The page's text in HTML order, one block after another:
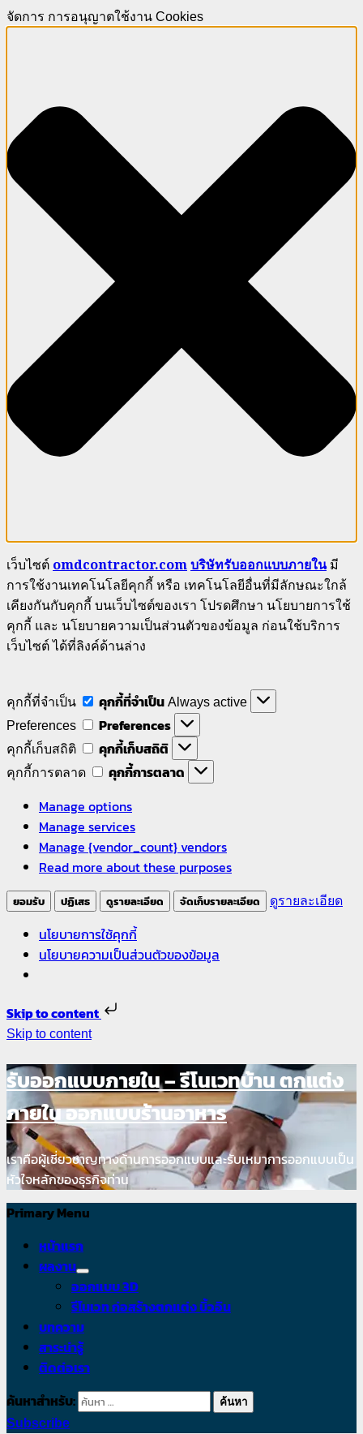
จัดการ การอนุญาตใช้งาน Cookies
เว็บไซต์ omdcontractor.comบริษัทรับออกแบบภายในมี
การใช้งานเทคโนโลยีคุกกี้ หรือ เทคโนโลยีอื่นที่มีลักษณะใกล้
เคียงกันกับคุกกี้ บนเว็บไซต์ของเรา โปรดศึกษา นโยบายการใช้
คุกกี้ และ นโยบายความเป็นส่วนตัวของข้อมูล ก่อนใช้บริการ
เว็บไซต์ ได้ที่ลิงค์ด้านล่าง
คุกกี้ที่จำเป็น คุกกี้ที่จำเป็น Always active
Preferences
Preferences
คุกกี้เก็บสถิติ คุกกี้เก็บสถิติ
คุกกี้การตลาด
คุกกี้การตลาด
Manage options
Manage services
Manage {vendor_count} vendors
Read more about these purposes
ยอมรับ ปฏิเสธ ดูรายละเอียด จัดเก็บรายละเอียด ดูรายละเอียด
นโยบายการใช้คุกกี้
นโยบายความเป็นส่วนตัวของข้อมูล
Skip to content
Skip to content
รับออกแบบภายใน – รีโนเวทบ้าน ตกแต่ง
ภายใน ออกแบบร้านอาหาร
เราคือผู้เชี่ยวชาญทางด้านการออกแบบและรับเหมาการออกแบบเป็น
หัวใจหลักของธุรกิจท่าน
Primary Menu
หน้าแรก
ผลงาน
ออกแบบ 3D
รีโนเวท ก่อสร้างตกแต่ง บิ้วอิน
บทความ
สาระน่ารู้
ติดต่อเรา
ค้นหาสำหรับ:
Subscribe